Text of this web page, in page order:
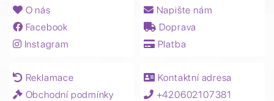
O nás
Facebook
Instagram
Napište nám
Doprava
Platba
Reklamace
Obchodní podmínky
Kontaktní adresa
+420602107381